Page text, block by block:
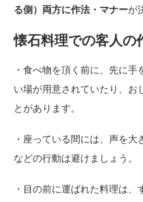
る側）両方に作法・マナーが
懐石料理での客人の
・食べ物を頂く前に、先に
い場が用意されていたり、お
とがあります。
・座っている間には、声を
などの行動は避けましょう。
・目の前に運ばれた料理は